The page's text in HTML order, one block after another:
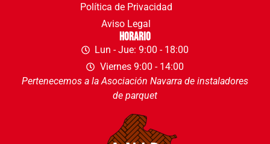
Política de Privacidad
Aviso Legal
Horario
Lun - Jue: 9:00 - 18:00
Viernes 9:00 - 14:00
Pertenecemos a la Asociación Navarra de instaladores
de parquet